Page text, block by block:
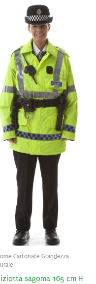
Cartonate Grandezza
sagoma 165 cm H